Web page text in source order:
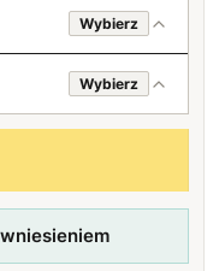
Wybierz
Wybierz
opcje